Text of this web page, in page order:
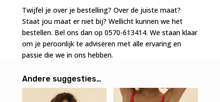
Twijfel je over je bestelling? Over de juiste maat?
Staat jou maat er niet bij? Wellicht kunnen we het
bestellen. Bel ons dan op 0570-613414. We staan klaar
om je peroonlijk te adviseren met alle ervaring en
passie die we in ons hebben.
Andere suggesties…